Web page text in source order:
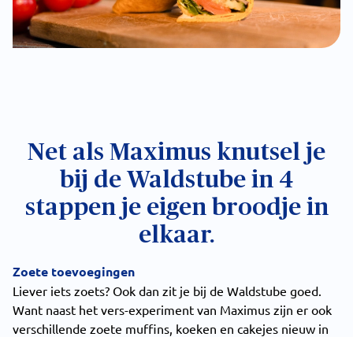
Net als Maximus knutsel je
bij de Waldstube in 4
stappen je eigen broodje in
elkaar.
Zoete toevoegingen
Liever iets zoets? Ook dan zit je bij de Waldstube goed.
Want naast het vers-experiment van Maximus zijn er ook
verschillende zoete muffins, koeken en cakejes nieuw in